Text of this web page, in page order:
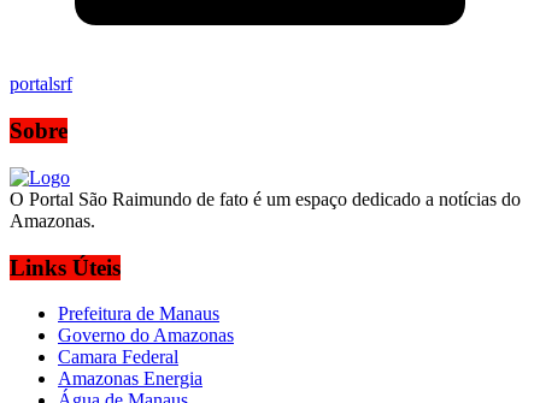
portalsrf
Sobre
O Portal São Raimundo de fato é um espaço dedicado a notícias do
Amazonas.
Links Úteis
Prefeitura de Manaus
Governo do Amazonas
Camara Federal
Amazonas Energia